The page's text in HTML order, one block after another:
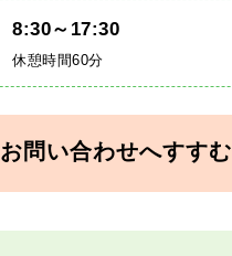
8:30～17:30
休憩時間60分
お問い合わせへすすむ